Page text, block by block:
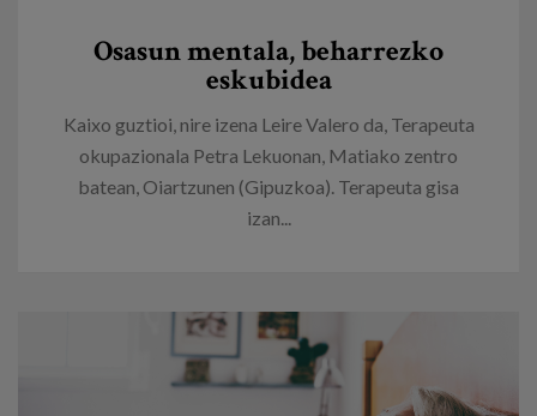
Osasun mentala, beharrezko
eskubidea
Kaixo guztioi, nire izena Leire Valero da, Terapeuta
okupazionala Petra Lekuonan, Matiako zentro
batean, Oiartzunen (Gipuzkoa). Terapeuta gisa
izan...